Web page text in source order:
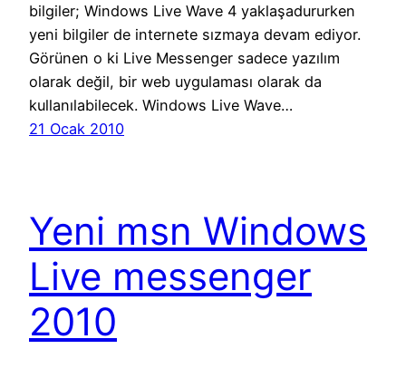
bilgiler; Windows Live Wave 4 yaklaşadururken
yeni bilgiler de internete sızmaya devam ediyor.
Görünen o ki Live Messenger sadece yazılım
olarak değil, bir web uygulaması olarak da
kullanılabilecek. Windows Live Wave…
21 Ocak 2010
Yeni msn Windows
Live messenger
2010